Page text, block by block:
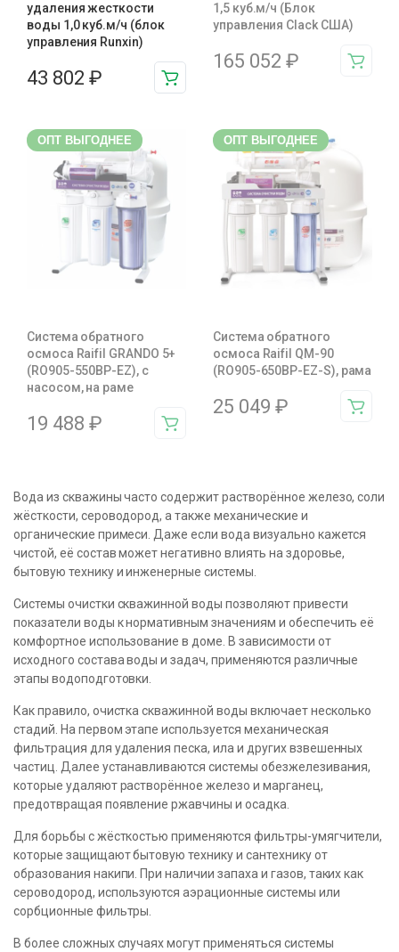
удаления жесткости
воды 1,0 куб.м/ч (блок
управления Runxin)
43 802 ₽
1,5 куб.м/ч (Блок
управления Clack США)
165 052 ₽
ОПТ ВЫГОДНЕЕ
Система обратного
осмоса Raifil GRANDO 5+
(RO905-550BP-EZ), c
насосом, на раме
19 488 ₽
ОПТ ВЫГОДНЕЕ
Система обратного
осмоса Raifil QM-90
(RO905-650BP-EZ-S), рама
25 049 ₽
Вода из скважины часто содержит растворённое железо, соли
жёсткости, сероводород, а также механические и
органические примеси. Даже если вода визуально кажется
чистой, её состав может негативно влиять на здоровье,
бытовую технику и инженерные системы.
Системы очистки скважинной воды позволяют привести
показатели воды к нормативным значениям и обеспечить её
комфортное использование в доме. В зависимости от
исходного состава воды и задач, применяются различные
этапы водоподготовки.
Как правило, очистка скважинной воды включает несколько
стадий. На первом этапе используется механическая
фильтрация для удаления песка, ила и других взвешенных
частиц. Далее устанавливаются системы обезжелезивания,
которые удаляют растворённое железо и марганец,
предотвращая появление ржавчины и осадка.
Для борьбы с жёсткостью применяются фильтры-умягчители,
которые защищают бытовую технику и сантехнику от
образования накипи. При наличии запаха и газов, таких как
сероводород, используются аэрационные системы или
сорбционные фильтры.
В более сложных случаях могут применяться системы